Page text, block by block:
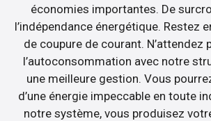
économies importantes. De
l’indépendance énergétique. Restez
de coupure de courant. N’attendez
l’autoconsommation avec notre
une meilleure gestion. Vous
d’une énergie impeccable en toute
notre système, vous produisez